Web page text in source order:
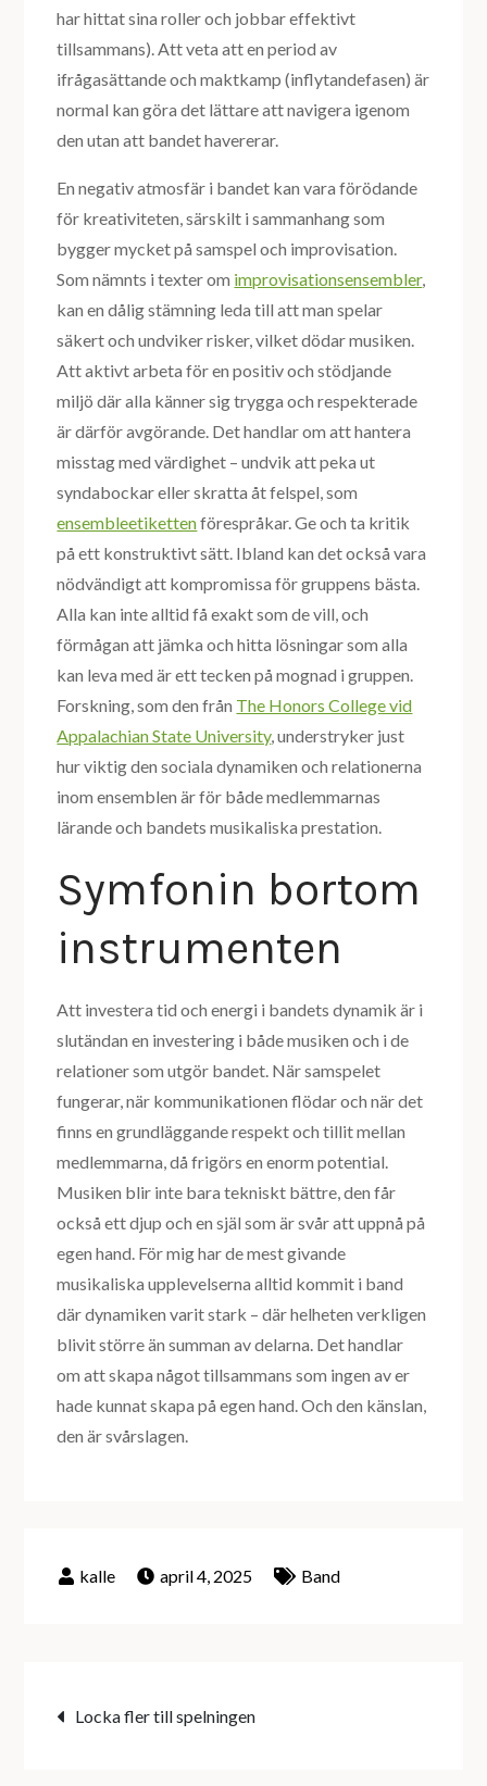
har hittat sina roller och jobbar effektivt
tillsammans). Att veta att en period av
ifrågasättande och maktkamp (inflytandefasen) är
normal kan göra det lättare att navigera igenom
den utan att bandet havererar.
En negativ atmosfär i bandet kan vara förödande
för kreativiteten, särskilt i sammanhang som
bygger mycket på samspel och improvisation.
Som nämnts i texter om improvisationsensembler,
kan en dålig stämning leda till att man spelar
säkert och undviker risker, vilket dödar musiken.
Att aktivt arbeta för en positiv och stödjande
miljö där alla känner sig trygga och respekterade
är därför avgörande. Det handlar om att hantera
misstag med värdighet – undvik att peka ut
syndabockar eller skratta åt felspel, som
ensembleetikettenförespråkar. Ge och ta kritik
på ett konstruktivt sätt. Ibland kan det också vara
nödvändigt att kompromissa för gruppens bästa.
Alla kan inte alltid få exakt som de vill, och
förmågan att jämka och hitta lösningar som alla
kan leva med är ett tecken på mognad i gruppen.
Forskning, som den från The Honors College vid
Appalachian State University, understryker just
hur viktig den sociala dynamiken och relationerna
inom ensemblen är för både medlemmarnas
lärande och bandets musikaliska prestation.
Symfonin bortom
instrumenten
Att investera tid och energi i bandets dynamik är i
slutändan en investering i både musiken och i de
relationer som utgör bandet. När samspelet
fungerar, när kommunikationen flödar och när det
finns en grundläggande respekt och tillit mellan
medlemmarna, då frigörs en enorm potential.
Musiken blir inte bara tekniskt bättre, den får
också ett djup och en själ som är svår att uppnå på
egen hand. För mig har de mest givande
musikaliska upplevelserna alltid kommit i band
där dynamiken varit stark – där helheten verkligen
blivit större än summan av delarna. Det handlar
om att skapa något tillsammans som ingen av er
hade kunnat skapa på egen hand. Och den känslan,
den är svårslagen.
april 4, 2025 Band
Inläggsnavigering
Locka fler till spelningen